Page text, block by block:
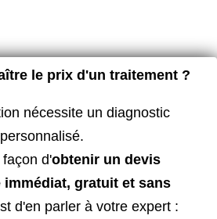
le prix d'un traitement ?
nécessite un diagnostic
personnalisé.
d'obtenir un devis
gratuit et sans
d'en parler à votre expert :